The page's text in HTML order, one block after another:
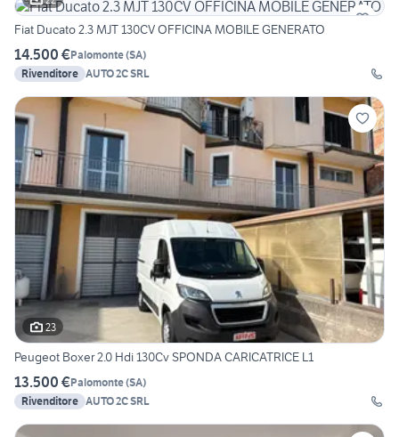
Fiat Ducato 2.3 MJT 130CV OFFICINA MOBILE GENERATO
14.500 €Palomonte(SA)
Rivenditore AUTO 2C SRL
23
Peugeot Boxer 2.0 Hdi 130Cv SPONDA CARICATRICE L1
13.500 €Palomonte(SA)
Rivenditore AUTO 2C SRL